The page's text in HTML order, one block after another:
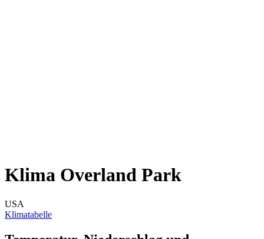
Klima Overland Park
USA
Klimatabelle